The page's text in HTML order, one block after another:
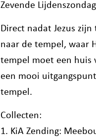
Zevende
Direct nadat Jezus
naar de tempel, waar
tempel moet een huis
een mooi
tempel.
Collecten:
1. KiA Zending: